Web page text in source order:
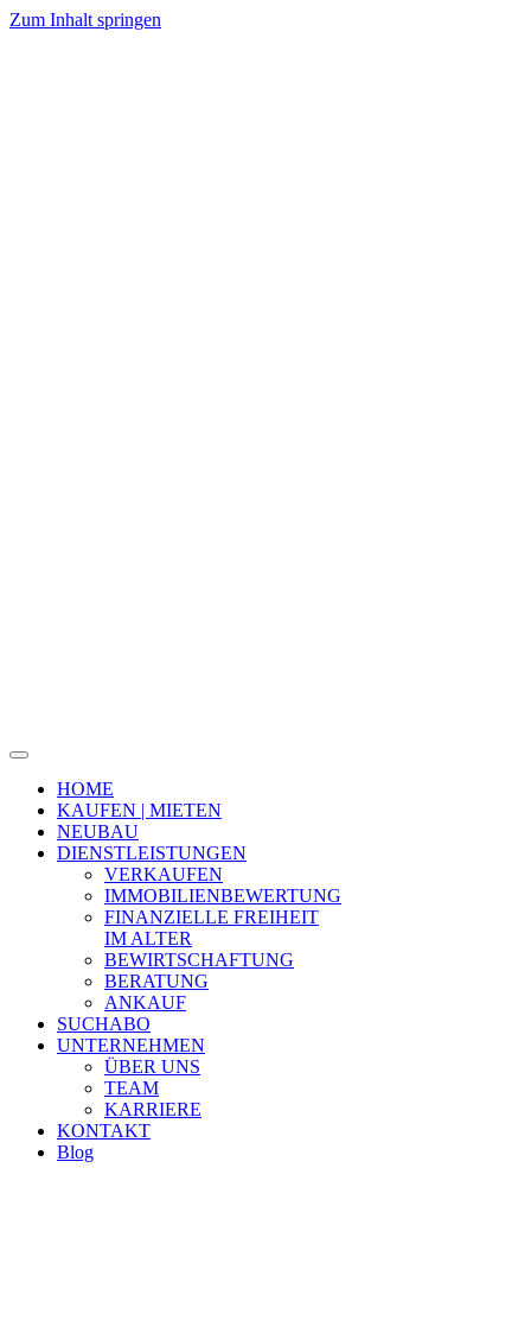
Zum Inhalt springen
HOME
KAUFEN | MIETEN
NEUBAU
DIENSTLEISTUNGEN
VERKAUFEN
IMMOBILIENBEWERTUNG
FINANZIELLE FREIHEIT
IM ALTER
BEWIRTSCHAFTUNG
BERATUNG
ANKAUF
SUCHABO
UNTERNEHMEN
ÜBER UNS
TEAM
KARRIERE
KONTAKT
Blog